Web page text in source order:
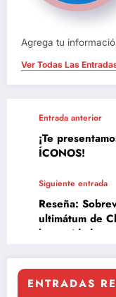
Agrega tu
Ver Todas Las
Entrada anterior
¡Te
ÍCONOS!
Siguiente entrada
Reseña:
ultimátum de
humanidad
ENTRADAS